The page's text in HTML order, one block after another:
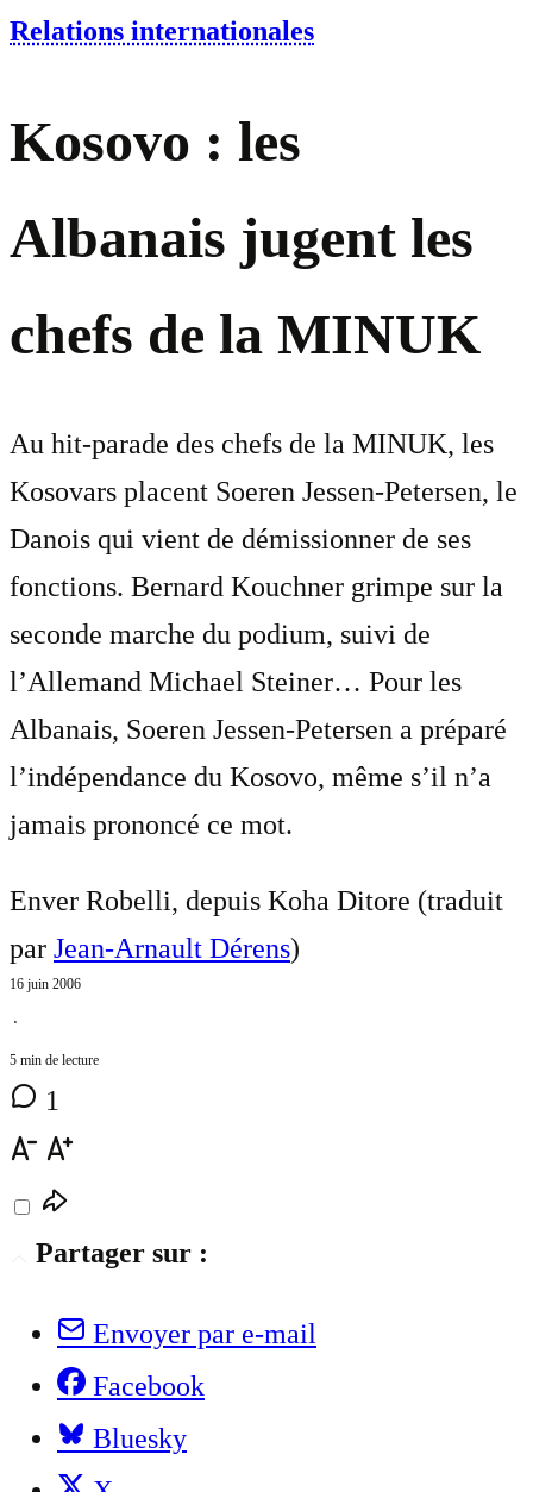
Relations internationales
Kosovo : les
Albanais jugent les
chefs de la MINUK
Au hit-parade des chefs de la MINUK, les
Kosovars placent Soeren Jessen-Petersen, le
Danois qui vient de démissionner de ses
fonctions. Bernard Kouchner grimpe sur la
seconde marche du podium, suivi de
l’Allemand Michael Steiner… Pour les
Albanais, Soeren Jessen-Petersen a préparé
l’indépendance du Kosovo, même s’il n’a
jamais prononcé ce mot.
Enver Robelli, depuis Koha Ditore (traduit
par Jean-Arnault Dérens)
16 juin 2006
⋅
5 min de lecture
1
Partager sur :
Envoyer par e-mail
Facebook
Bluesky